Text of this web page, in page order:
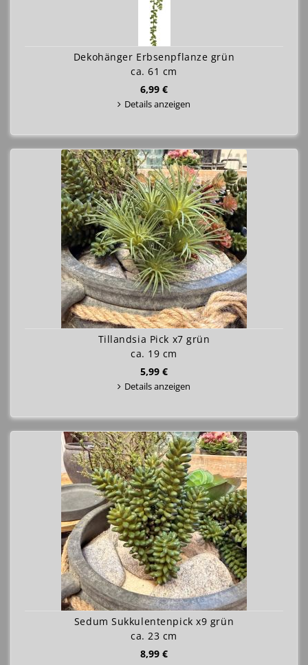
Dekohänger Erbsenpflanze grün
ca. 61 cm
6,99 €
Details anzeigen
Tillandsia Pick x7 grün
ca. 19 cm
5,99 €
Details anzeigen
Sedum Sukkulentenpick x9 grün
ca. 23 cm
8,99 €